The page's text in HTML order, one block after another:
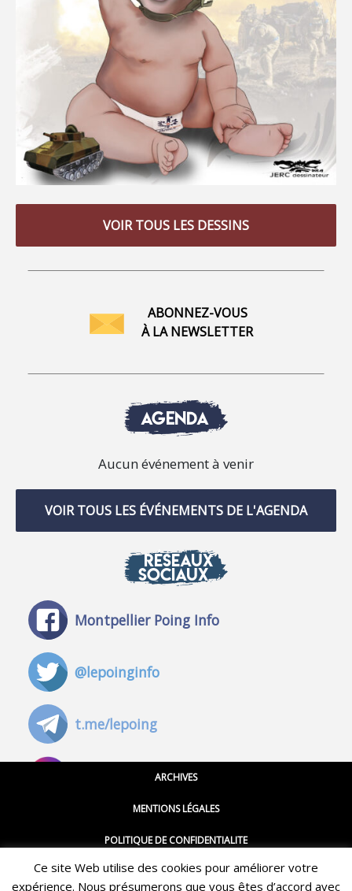
VOIR TOUS LES DESSINS
ABONNEZ-VOUS
À LA NEWSLETTER
AGENDA
Aucun événement à venir
VOIR TOUS LES ÉVÉNEMENTS DE L'AGENDA
RÉSEAUX
SOCIAUX
Montpellier Poing Info
@lepoinginfo
t.me/lepoing
@montpellierpoinginfo
@LePoingMontpellier
ARCHIVES
MENTIONS LÉGALES
POLITIQUE DE CONFIDENTIALITE
CGU
Ce site Web utilise des cookies pour améliorer votre
expérience. Nous présumerons que vous êtes d’accord avec